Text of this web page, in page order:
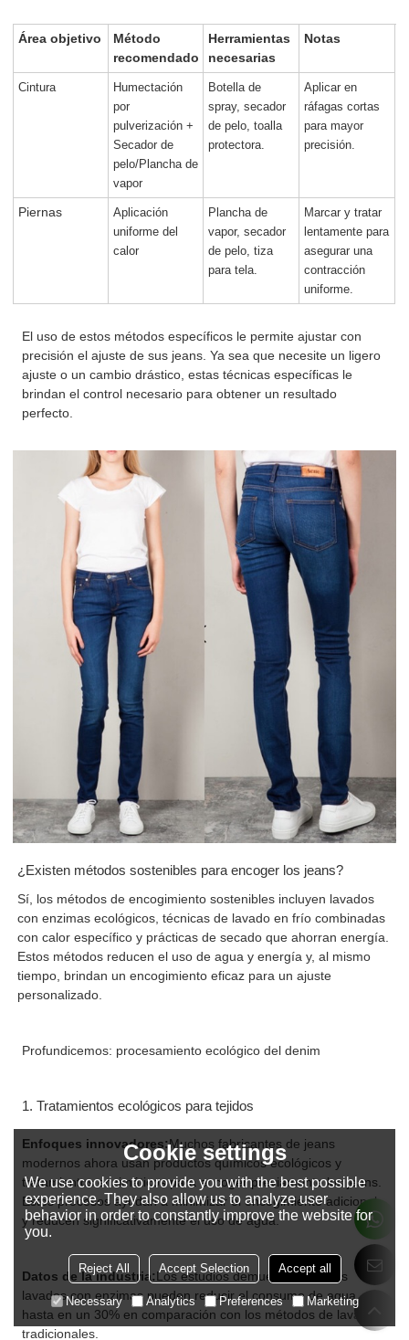
Área objetivo
Método
recomendado
Herramientas
necesarias
Notas
Cintura
Humectación
por
pulverización +
Secador de
pelo/Plancha de
vapor
Botella de
spray, secador
de pelo, toalla
protectora.
Aplicar en
ráfagas cortas
para mayor
precisión.
Piernas
Aplicación
uniforme del
calor
Plancha de
vapor, secador
de pelo, tiza
para tela.
Marcar y tratar
lentamente para
asegurar una
contracción
uniforme.
El uso de estos métodos específicos le permite ajustar con
precisión el ajuste de sus jeans. Ya sea que necesite un ligero
ajuste o un cambio drástico, estas técnicas específicas le
brindan el control necesario para obtener un resultado
perfecto.
¿Existen métodos sostenibles para encoger los jeans?
Sí, los métodos de encogimiento sostenibles incluyen lavados
con enzimas ecológicos, técnicas de lavado en frío combinadas
con calor específico y prácticas de secado que ahorran energía.
Estos métodos reducen el uso de agua y energía y, al mismo
tiempo, brindan un encogimiento eficaz para un ajuste
personalizado.
Profundicemos: procesamiento ecológico del denim
1. Tratamientos ecológicos para tejidos
Enfoques innovadores:Muchos fabricantes de jeans
modernos ahora usan productos químicos ecológicos y
tratamientos enzimáticos para encoger previamente los jeans.
Estos procesos ayudan a minimizar el encogimiento adicional
y reducen significativamente el uso de agua.
Datos de la industria:Los estudios demuestran que los
lavados con enzimas pueden reducir el consumo de agua
hasta en un 30% en comparación con los métodos de lavado
tradicionales.
Cookie settings
We use cookies to provide you with the best possible
experience. They also allow us to analyze user
behavior in order to constantly improve the website for
you.
Reject All Accept Selection Accept all
Necessary Analytics Preferences Marketing